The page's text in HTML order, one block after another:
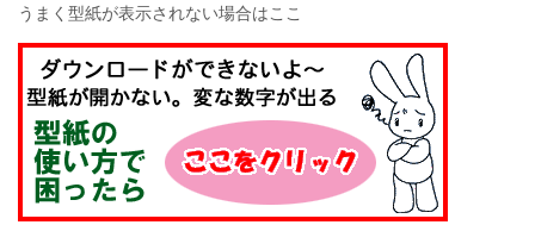
うまく型紙が表示されない場合はここ